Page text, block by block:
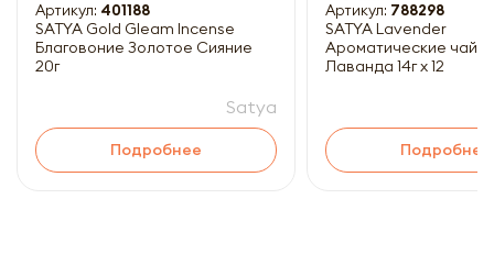
Артикул: 401188
SATYA Gold Gleam Incense
Благовоние Золотое Сияние
20г
Satya
Подробнее
Артикул: 788298
SATYA Lavender
Ароматические
Лаванда 14г x 12
Подробнее